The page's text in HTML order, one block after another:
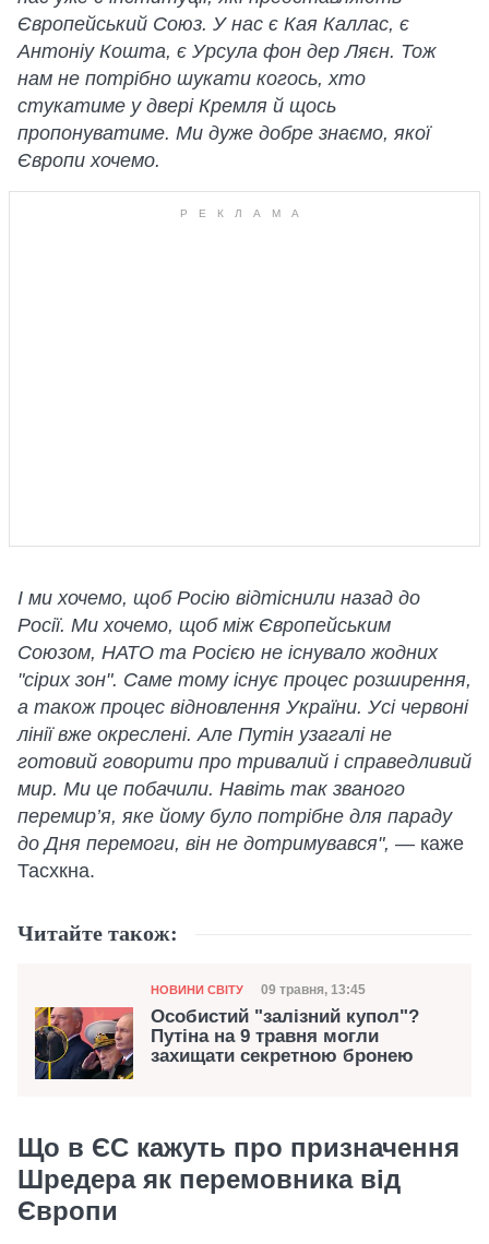
Європейський Союз. У нас є Кая Каллас, є
Антоніу Кошта, є Урсула фон дер Ляєн. Тож
нам не потрібно шукати когось, хто
стукатиме у двері Кремля й щось
пропонуватиме. Ми дуже добре знаємо, якої
Європи хочемо.
І ми хочемо, щоб Росію відтіснили назад до
Росії. Ми хочемо, щоб між Європейським
Союзом, НАТО та Росією не існувало жодних
"сірих зон". Саме тому існує процес розширення,
а також процес відновлення України. Усі червоні
лінії вже окреслені. Але Путін узагалі не
готовий говорити про тривалий і справедливий
мир. Ми це побачили. Навіть так званого
перемир’я, яке йому було потрібне для параду
до Дня перемоги, він не дотримувався", — каже
Тасхкна.
Читайте також:
Категорія
НОВИНИ СВІТУ Дата публікації
09 травня, 13:45
Особистий "залізний купол"?
Путіна на 9 травня могли
захищати секретною бронею
Що в ЄС кажуть про призначення
Шредера як перемовника від
Європи